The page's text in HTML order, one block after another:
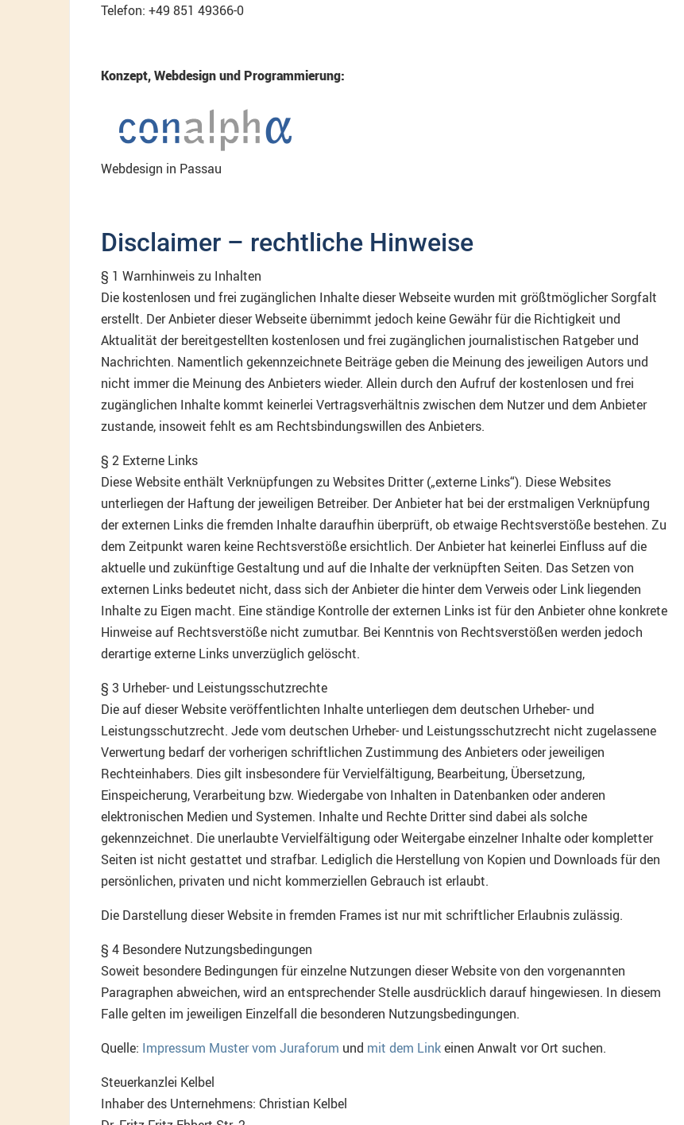
Telefon: +49 851 49366-0
Konzept, Webdesign und Programmierung:
Webdesign in Passau
Disclaimer – rechtliche Hinweise
§ 1 Warnhinweis zu Inhalten
Die kostenlosen und frei zugänglichen Inhalte dieser Webseite wurden mit größtmöglicher Sorgfalt
erstellt. Der Anbieter dieser Webseite übernimmt jedoch keine Gewähr für die Richtigkeit und
Aktualität der bereitgestellten kostenlosen und frei zugänglichen journalistischen Ratgeber und
Nachrichten. Namentlich gekennzeichnete Beiträge geben die Meinung des jeweiligen Autors und
nicht immer die Meinung des Anbieters wieder. Allein durch den Aufruf der kostenlosen und frei
zugänglichen Inhalte kommt keinerlei Vertragsverhältnis zwischen dem Nutzer und dem Anbieter
zustande, insoweit fehlt es am Rechtsbindungswillen des Anbieters.
§ 2 Externe Links
Diese Website enthält Verknüpfungen zu Websites Dritter („externe Links“). Diese Websites
unterliegen der Haftung der jeweiligen Betreiber. Der Anbieter hat bei der erstmaligen Verknüpfung
der externen Links die fremden Inhalte daraufhin überprüft, ob etwaige Rechtsverstöße bestehen. Zu
dem Zeitpunkt waren keine Rechtsverstöße ersichtlich. Der Anbieter hat keinerlei Einfluss auf die
aktuelle und zukünftige Gestaltung und auf die Inhalte der verknüpften Seiten. Das Setzen von
externen Links bedeutet nicht, dass sich der Anbieter die hinter dem Verweis oder Link liegenden
Inhalte zu Eigen macht. Eine ständige Kontrolle der externen Links ist für den Anbieter ohne konkrete
Hinweise auf Rechtsverstöße nicht zumutbar. Bei Kenntnis von Rechtsverstößen werden jedoch
derartige externe Links unverzüglich gelöscht.
§ 3 Urheber- und Leistungsschutzrechte
Die auf dieser Website veröffentlichten Inhalte unterliegen dem deutschen Urheber- und
Leistungsschutzrecht. Jede vom deutschen Urheber- und Leistungsschutzrecht nicht zugelassene
Verwertung bedarf der vorherigen schriftlichen Zustimmung des Anbieters oder jeweiligen
Rechteinhabers. Dies gilt insbesondere für Vervielfältigung, Bearbeitung, Übersetzung,
Einspeicherung, Verarbeitung bzw. Wiedergabe von Inhalten in Datenbanken oder anderen
elektronischen Medien und Systemen. Inhalte und Rechte Dritter sind dabei als solche
gekennzeichnet. Die unerlaubte Vervielfältigung oder Weitergabe einzelner Inhalte oder kompletter
Seiten ist nicht gestattet und strafbar. Lediglich die Herstellung von Kopien und Downloads für den
persönlichen, privaten und nicht kommerziellen Gebrauch ist erlaubt.
Die Darstellung dieser Website in fremden Frames ist nur mit schriftlicher Erlaubnis zulässig.
§ 4 Besondere Nutzungsbedingungen
Soweit besondere Bedingungen für einzelne Nutzungen dieser Website von den vorgenannten
Paragraphen abweichen, wird an entsprechender Stelle ausdrücklich darauf hingewiesen. In diesem
Falle gelten im jeweiligen Einzelfall die besonderen Nutzungsbedingungen.
Quelle: Impressum Muster vom Juraforum und mit dem Linkeinen Anwalt vor Ort suchen.
Steuerkanzlei Kelbel
Inhaber des Unternehmens: Christian Kelbel